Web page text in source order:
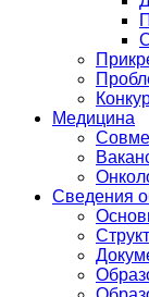
Медицина
Сведения